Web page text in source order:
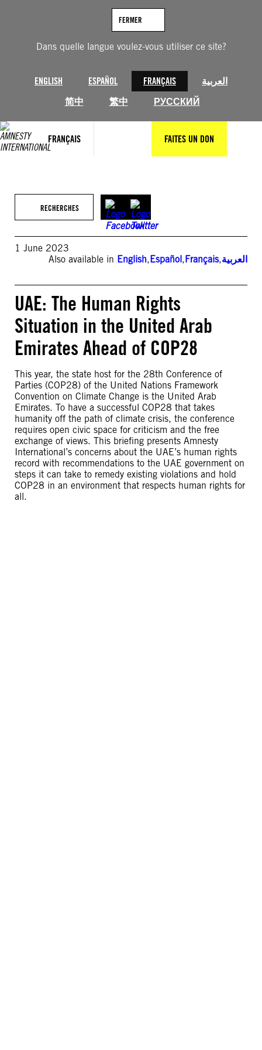
Dans quelle langue voulez-vous utiliser ce site?
ENGLISH ESPAÑOL FRANÇAIS
العربية
简中
繁中 РУССКИЙ
FERMER
FRANÇAIS FAITES UN DON
RECHERCHES
1 June 2023
Also available in English,Español,Français,العربية
UAE: The Human Rights
Situation in the United Arab
Emirates Ahead of COP28
This year, the state host for the 28th Conference of
Parties (COP28) of the United Nations Framework
Convention on Climate Change is the United Arab
Emirates. To have a successful COP28 that takes
humanity off the path of climate crisis, the conference
requires open civic space for criticism and the free
exchange of views. This briefing presents Amnesty
International’s concerns about the UAE’s human rights
record with recommendations to the UAE government on
steps it can take to remedy existing violations and hold
COP28 in an environment that respects human rights for
all.